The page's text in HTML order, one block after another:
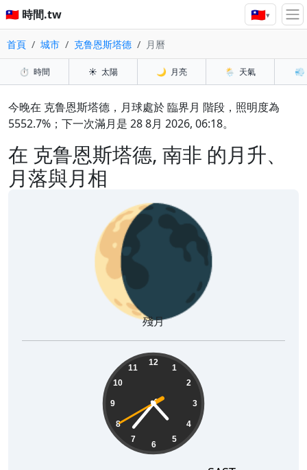
🇹🇼 時間.tw 🇹🇼▾
首頁 城市 克鲁恩斯塔德 月曆
⏱️ 時間 ☀️ 太陽 🌙 月亮 🌦️ 天氣 💨
在 克鲁恩斯塔德, 南非 的月升、
月落與月相
今晚在 克鲁恩斯塔德，月球處於 臨界月 階段，照明度為
5552.7%；下一次滿月是 28 8月 2026, 06:18。
🌘
殘月
12
1
2
3
4
5
6
7
8
9
10
11